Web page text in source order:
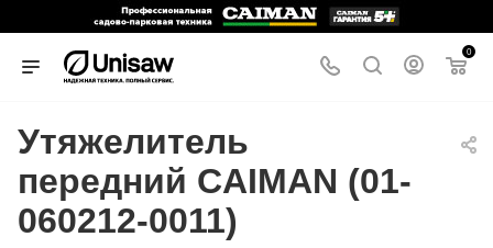
0
Утяжелитель
передний CAIMAN (01-
060212-0011)